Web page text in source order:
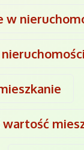
w
wartość